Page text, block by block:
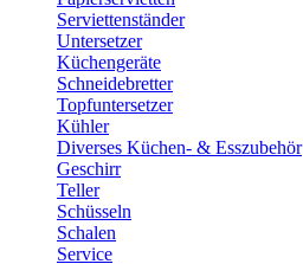
Serviettenständer
Untersetzer
Küchengeräte
Schneidebretter
Topfuntersetzer
Kühler
Diverses Küchen- & Esszubehör
Geschirr
Teller
Schüsseln
Schalen
Service